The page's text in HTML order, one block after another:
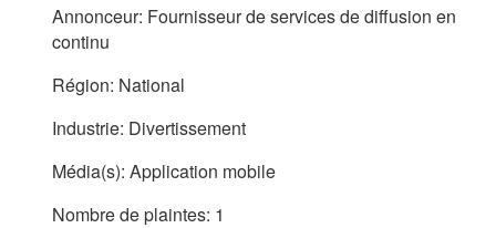
Annonceur: Fournisseur de services de diffusion en
continu
Région: National
Industrie: Divertissement
Média(s): Application mobile
Nombre de plaintes: 1